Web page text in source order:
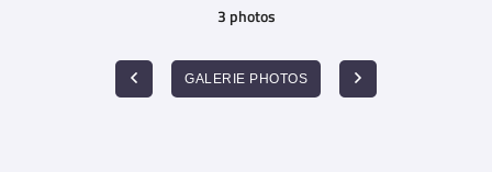
3 photos
GALERIE PHOTOS